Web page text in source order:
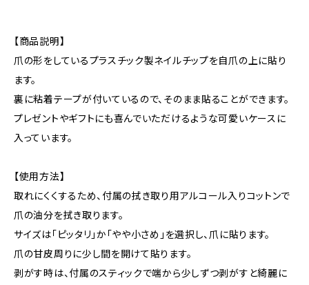
【商品説明】
爪の形をしているプラスチック製ネイルチップを自爪の上に貼り
ます。
裏に粘着テープが付いているので、そのまま貼ることができます。
プレゼントやギフトにも喜んでいただけるような可愛いケースに
入っています。
【使用方法】
取れにくくするため、付属の拭き取り用アルコール入りコットンで
爪の油分を拭き取ります。
サイズは「ピッタリ」か「やや小さめ」を選択し、爪に貼ります。
爪の甘皮周りに少し間を開けて貼ります。
剥がす時は、付属のスティックで端から少しずつ剥がすと綺麗に